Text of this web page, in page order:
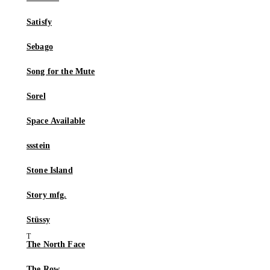
Satisfy
Sebago
Song for the Mute
Sorel
Space Available
ssstein
Stone Island
Story mfg.
Stüssy
The North Face